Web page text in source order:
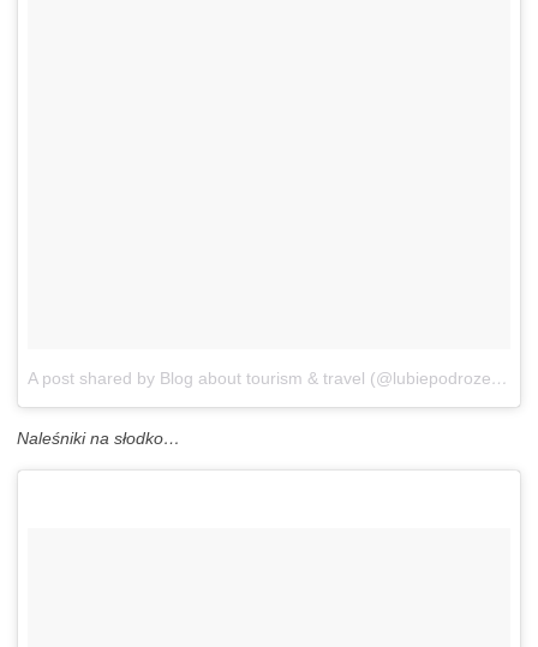
A post shared by Blog about tourism & travel (@lubiepodroze_eu_tourism_blog)
Naleśniki na słodko…